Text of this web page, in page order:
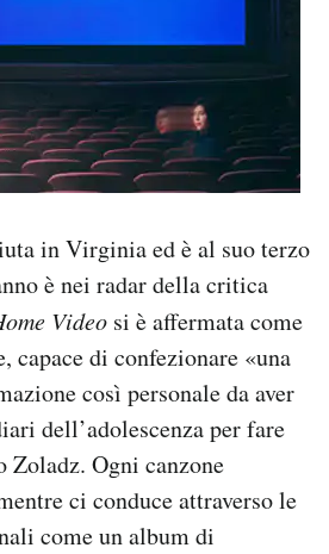
in Virginia ed è al suo terzo
è nei radar della critica
Video si è affermata come
capace di confezionare «una
così personale da aver
dell’adolescenza per fare
Zoladz. Ogni canzone
ci conduce attraverso le
come un album di